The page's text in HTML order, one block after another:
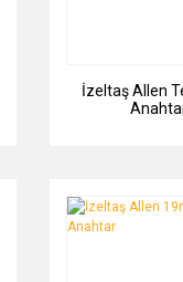
İzeltaş Allen